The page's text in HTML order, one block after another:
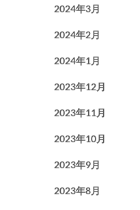
2024年3月
2024年2月
2024年1月
2023年12月
2023年11月
2023年10月
2023年9月
2023年8月